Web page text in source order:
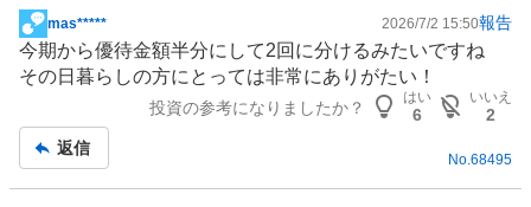
掲
示
板
mas***** 2026/7/2 15:50報告
今期から優待金額半分にして2回に分けるみたいですね
その日暮らしの方にとっては非常にありがたい！
投資の参考になりましたか？
はい
6
いいえ
2
返信
No.68495